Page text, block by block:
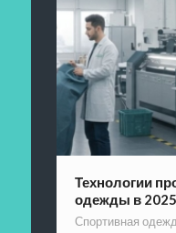
Технологии
одежды в
Спортивная